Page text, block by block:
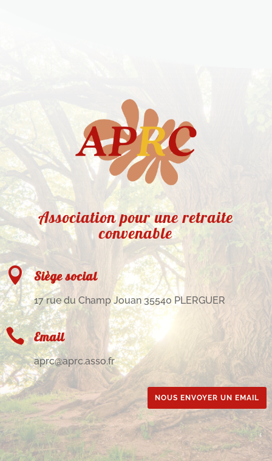
Association pour une retraite
convenable
 Siège social
17 rue du Champ Jouan 35540 PLERGUER
 Email
aprc@aprc.asso.fr
NOUS ENVOYER UN EMAIL